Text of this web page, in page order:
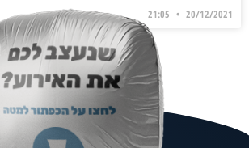
20/12/2021